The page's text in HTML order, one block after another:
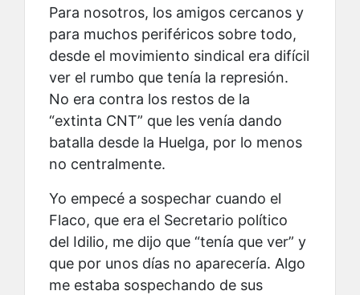
Para nosotros, los amigos cercanos y
para muchos periféricos sobre todo,
desde el movimiento sindical era difícil
ver el rumbo que tenía la represión.
No era contra los restos de la
“extinta CNT” que les venía dando
batalla desde la Huelga, por lo menos
no centralmente.
Yo empecé a sospechar cuando el
Flaco, que era el Secretario político
del Idilio, me dijo que “tenía que ver” y
que por unos días no aparecería. Algo
me estaba sospechando de sus